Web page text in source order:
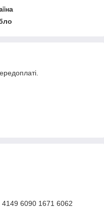
4149 6090 1671 6062